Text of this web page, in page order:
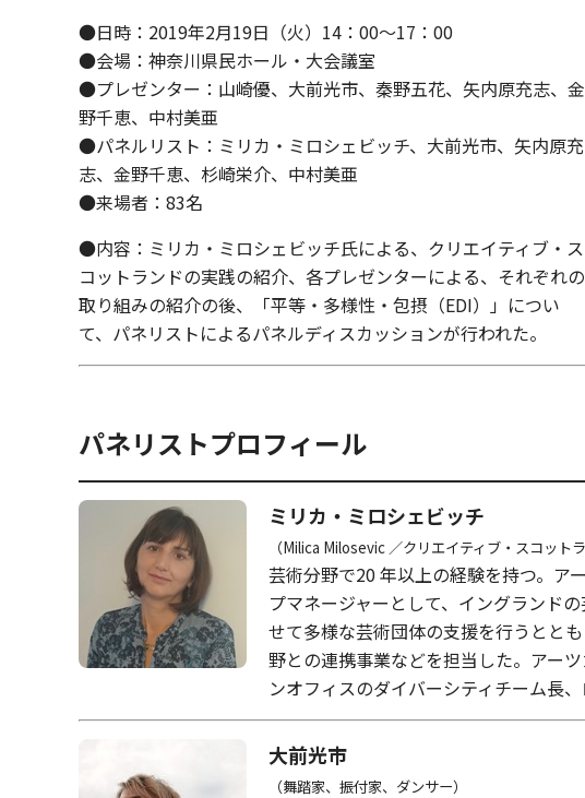
●日時：2019年2月19日（火）14：00～17：00
●会場：神奈川県民ホール・大会議室
●プレゼンター：山崎優、大前光市、秦野五花、矢内原充志、金
野千恵、中村美亜
●パネルリスト：ミリカ・ミロシェビッチ、大前光市、矢内原充
志、金野千恵、杉崎栄介、中村美亜
●来場者：83名
●内容：ミリカ・ミロシェビッチ氏による、クリエイティブ・ス
コットランドの実践の紹介、各プレゼンターによる、それぞれの
取り組みの紹介の後、「平等・多様性・包摂（EDI）」につい
て、パネリストによるパネルディスカッションが行われた。
パネリストプロフィール
ミリカ・ミロシェビッチ
（Milica Milosevic ／クリエイティブ・スコット
芸術分野で20 年以上の経験を持つ。ア
プマネージャーとして、イングランド
せて多様な芸術団体の支援を行うとと
野との連携事業などを担当した。アー
ンオフィスのダイバーシティチーム長
大前光市
（舞踏家、振付家、ダンサー）